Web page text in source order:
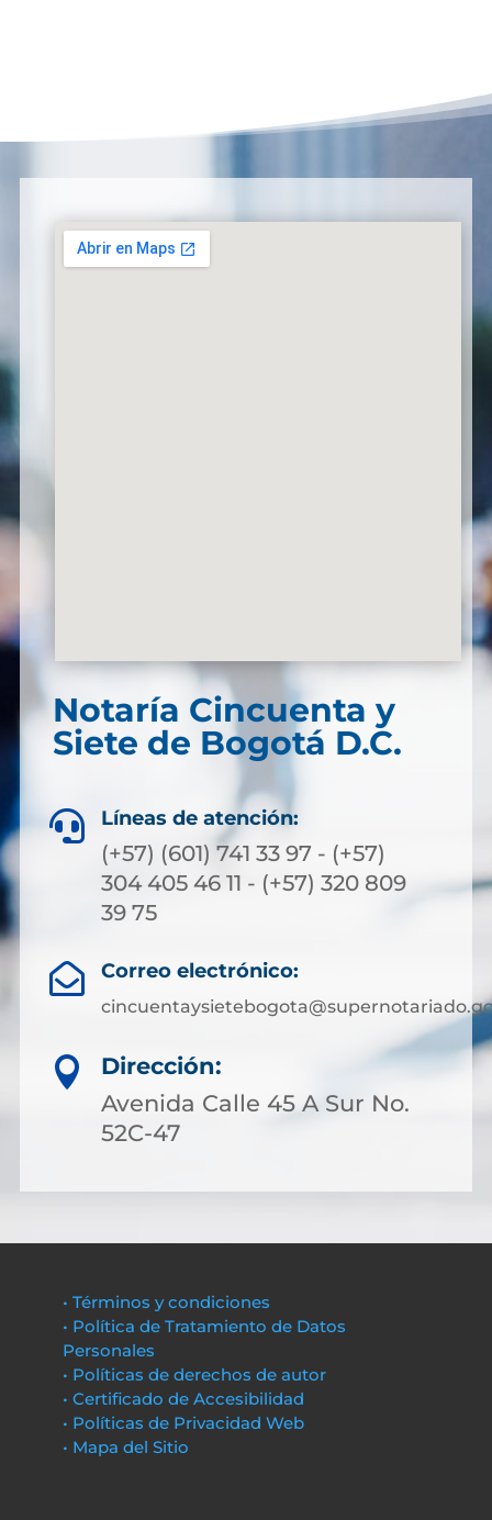
Notaría Cincuenta y
Siete de Bogotá D.C.
 Líneas de atención:
(+57) (601) 741 33 97 - (+57)
304 405 46 11 - (+57) 320 809
39 75
 Correo electrónico:

Dirección:
Avenida Calle 45 A Sur No.
52C-47
• Términos y condiciones
• Política de Tratamiento de Datos
Personales
• Políticas de derechos de autor
• Certificado de Accesibilidad
• Políticas de Privacidad Web
• Mapa del Sitio